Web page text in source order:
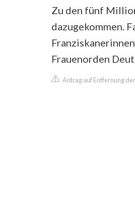
Zu den fünf
dazugekommen.
Frauenorden
Antrag auf Entfernung